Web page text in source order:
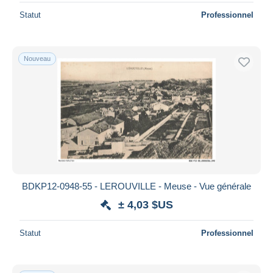
Statut Professionnel
Nouveau
BDKP12-0948-55 - LEROUVILLE - Meuse - Vue générale
± 4,03 $US
Statut Professionnel